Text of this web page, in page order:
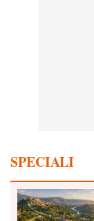
SPECIALI